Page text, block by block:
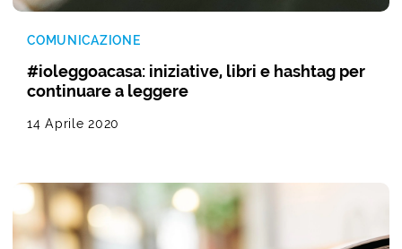
COMUNICAZIONE
#ioleggoacasa: iniziative, libri e hashtag per
continuare a leggere
14 Aprile 2020